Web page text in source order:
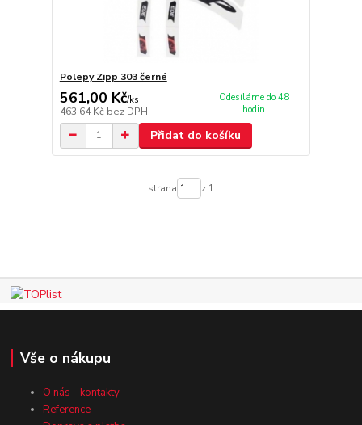
Polepy Zipp 303 černé
561,00 Kč/ks
463,64 Kč bez DPH
Odesíláme do 48
hodin
Přidat do košíku
strana z 1
Vše o nákupu
O nás - kontakty
Reference